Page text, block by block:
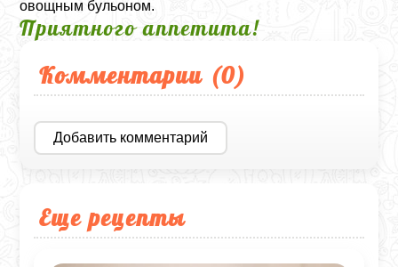
овощным бульоном.
Приятного аппетита!
Комментарии (0)
Добавить комментарий
Еще рецепты